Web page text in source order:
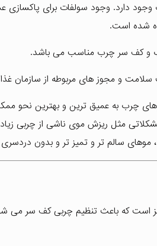
وجود دارد. وجود سولفات برای
شده است.
و کف سر چرب مناسب می باشد.
و مجوز های مربوطه از سازمان
مهم طراحی شده است: 1. شستشوی موهای چرب به عمیق ترین و
سر کنترل شود و از مشکلاتی مثل ریزش موی ناشی
، موهای سالم تر و تمیز تر و بدون
است که باعث تنظیم چربی کف سر می